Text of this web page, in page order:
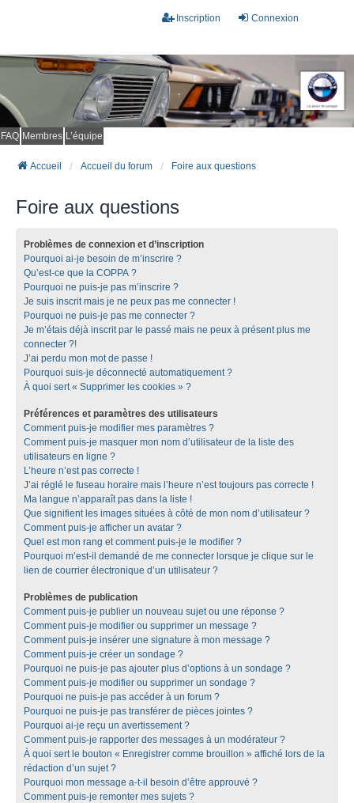
Connexion
Inscription
FAQ Membres L’équipe
Accueil Accueil du forum Foire aux questions
Foire aux questions
Problèmes de connexion et d’inscription
Pourquoi ai-je besoin de m’inscrire ?
Qu’est-ce que la COPPA ?
Pourquoi ne puis-je pas m’inscrire ?
Je suis inscrit mais je ne peux pas me connecter !
Pourquoi ne puis-je pas me connecter ?
Je m’étais déjà inscrit par le passé mais ne peux à présent plus me
connecter ?!
J’ai perdu mon mot de passe !
Pourquoi suis-je déconnecté automatiquement ?
À quoi sert « Supprimer les cookies » ?
Préférences et paramètres des utilisateurs
Comment puis-je modifier mes paramètres ?
Comment puis-je masquer mon nom d’utilisateur de la liste des
utilisateurs en ligne ?
L’heure n’est pas correcte !
J’ai réglé le fuseau horaire mais l’heure n’est toujours pas correcte !
Ma langue n’apparaît pas dans la liste !
Que signifient les images situées à côté de mon nom d’utilisateur ?
Comment puis-je afficher un avatar ?
Quel est mon rang et comment puis-je le modifier ?
Pourquoi m’est-il demandé de me connecter lorsque je clique sur le
lien de courrier électronique d’un utilisateur ?
Problèmes de publication
Comment puis-je publier un nouveau sujet ou une réponse ?
Comment puis-je modifier ou supprimer un message ?
Comment puis-je insérer une signature à mon message ?
Comment puis-je créer un sondage ?
Pourquoi ne puis-je pas ajouter plus d’options à un sondage ?
Comment puis-je modifier ou supprimer un sondage ?
Pourquoi ne puis-je pas accéder à un forum ?
Pourquoi ne puis-je pas transférer de pièces jointes ?
Pourquoi ai-je reçu un avertissement ?
Comment puis-je rapporter des messages à un modérateur ?
À quoi sert le bouton « Enregistrer comme brouillon » affiché lors de la
rédaction d’un sujet ?
Pourquoi mon message a-t-il besoin d’être approuvé ?
Comment puis-je remonter mes sujets ?